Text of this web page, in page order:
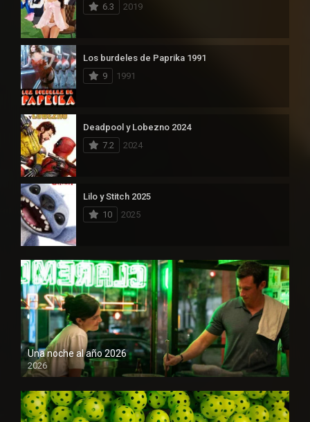
6.3
2019
Los burdeles de Paprika 1991
9
1991
Deadpool y Lobezno 2024
7.2
2024
Lilo y Stitch 2025
10
2025
Una noche al año 2026
2026
1080P